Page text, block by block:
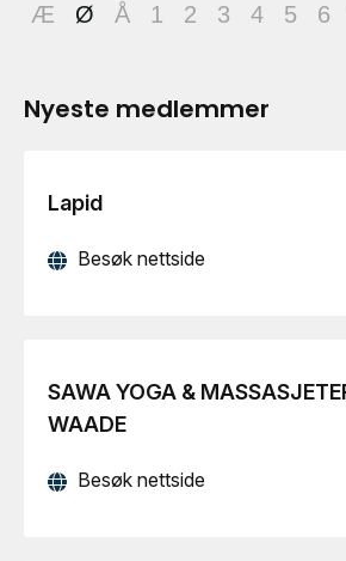
Æ
Ø Å 1 2 3 4 5 6
Nyeste medlemmer
Lapid
Besøk nettside
SAWA YOGA &
WAADE
Besøk nettside